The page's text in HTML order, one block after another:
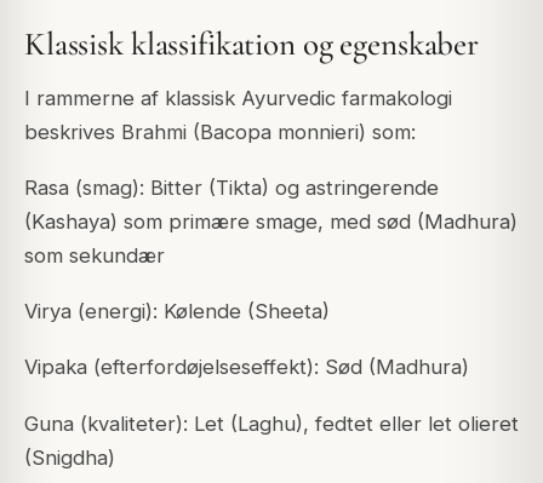
Klassisk klassifikation og egenskaber
I rammerne af klassisk Ayurvedic farmakologi
beskrives Brahmi (Bacopa monnieri) som:
Rasa (smag): Bitter (Tikta) og astringerende
(Kashaya) som primære smage, med sød (Madhura)
som sekundær
Virya (energi): Kølende (Sheeta)
Vipaka (efterfordøjelseseffekt): Sød (Madhura)
Guna (kvaliteter): Let (Laghu), fedtet eller let olieret
(Snigdha)